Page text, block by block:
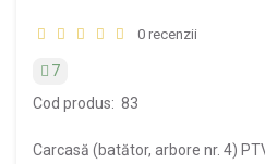
0 recenzii
7
Cod produs: 83
Carcasă (batător, arbore nr. 4)